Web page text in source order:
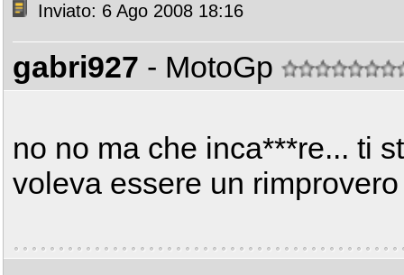
Inviato: 6 Ago 2008 18:16
gabri927 - MotoGp
no no ma che inca***re... ti
voleva essere un